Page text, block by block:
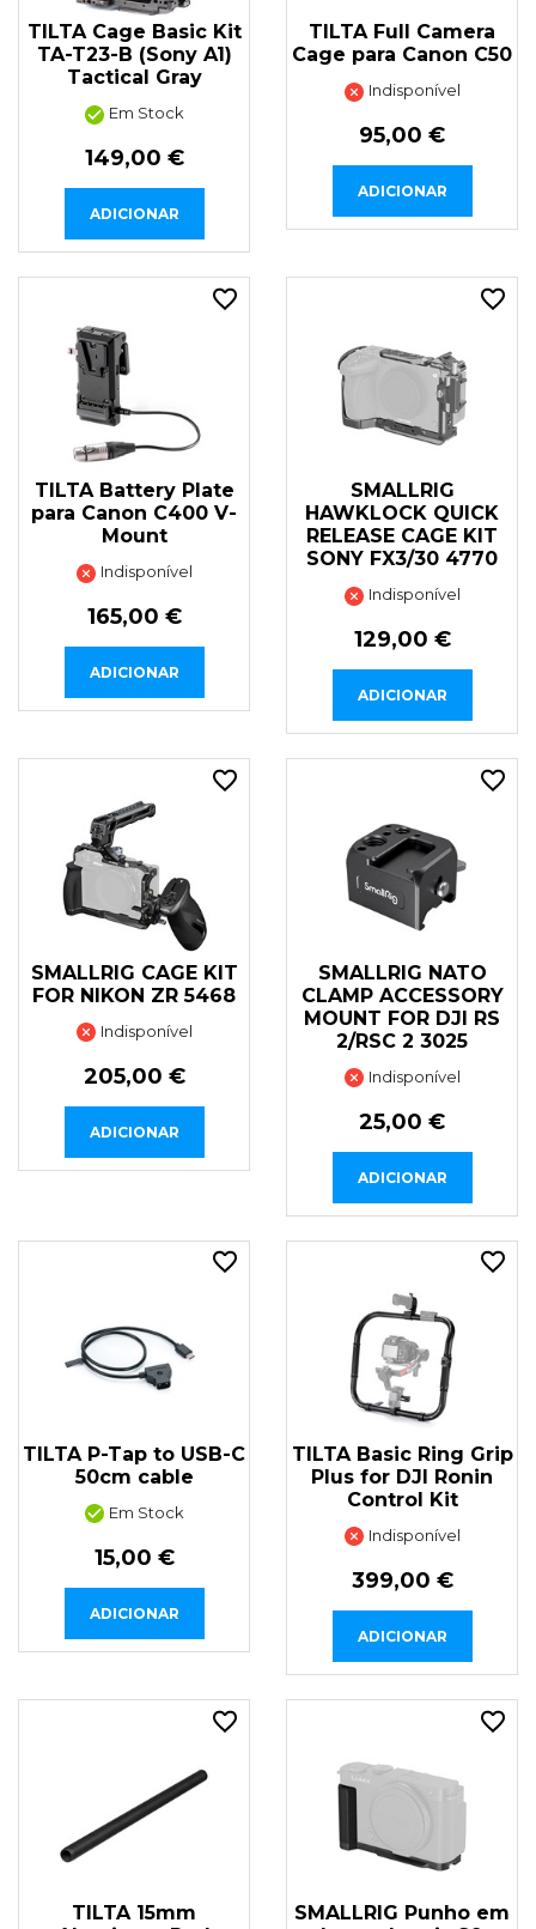
TILTA Cage Basic Kit
TA-T23-B (Sony A1)
Tactical Gray
Em Stock
149,00 €
ADICIONAR
TILTA Full Camera
Cage para Canon C50
Indisponível
95,00 €
ADICIONAR
TILTA Battery Plate
para Canon C400 V-
Mount
Indisponível
165,00 €
ADICIONAR
SMALLRIG
HAWKLOCK QUICK
RELEASE CAGE KIT
SONY FX3/30 4770
Indisponível
129,00 €
ADICIONAR
SMALLRIG CAGE KIT
FOR NIKON ZR 5468
Indisponível
205,00 €
ADICIONAR
SMALLRIG NATO
CLAMP ACCESSORY
MOUNT FOR DJI RS
2/RSC 2 3025
Indisponível
25,00 €
ADICIONAR
TILTA P-Tap to USB-C
50cm cable
Em Stock
15,00 €
ADICIONAR
TILTA Basic Ring Grip
Plus for DJI Ronin
Control Kit
Indisponível
399,00 €
ADICIONAR
TILTA 15mm
SMALLRIG Punho em